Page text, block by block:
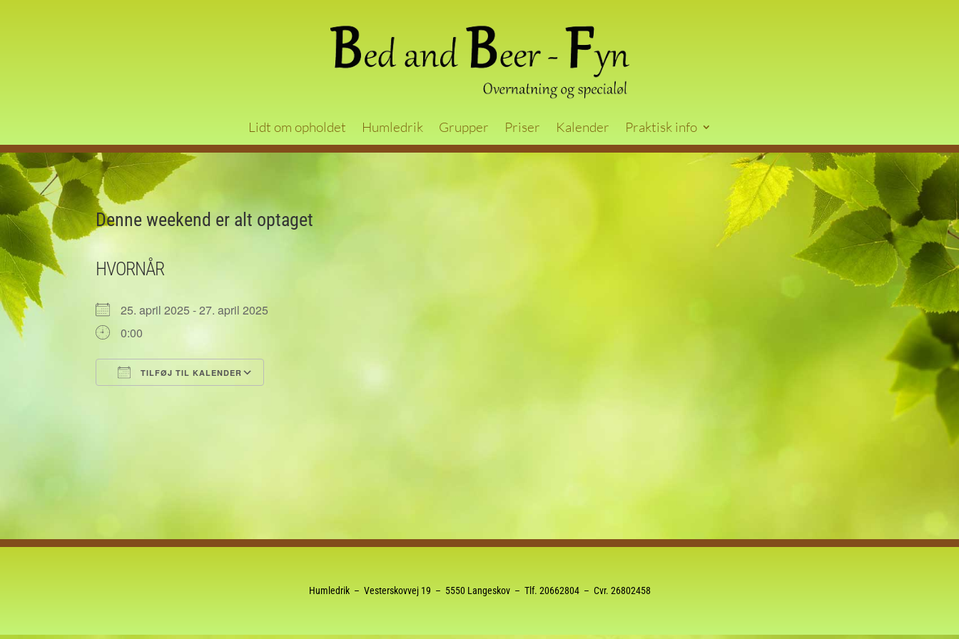
Lidt om opholdet Humledrik Grupper Priser Kalender Praktisk info
Denne weekend er alt optaget
HVORNÅR
25. april 2025 - 27. april 2025
0:00
TILFØJ TIL KALENDER
Humledrik – Vesterskovvej 19 – 5550 Langeskov – Tlf. 20662804– Cvr. 26802458